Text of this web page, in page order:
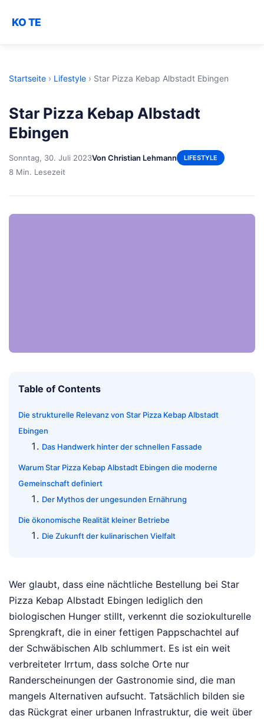
KO TE
Startseite › Lifestyle › Star Pizza Kebap Albstadt Ebingen
Star Pizza Kebap Albstadt
Ebingen
Sonntag, 30. Juli 2023Von Christian Lehmann LIFESTYLE
8 Min. Lesezeit
Table of Contents
Die strukturelle Relevanz von Star Pizza Kebap Albstadt
Ebingen
Das Handwerk hinter der schnellen Fassade
Warum Star Pizza Kebap Albstadt Ebingen die moderne
Gemeinschaft definiert
Der Mythos der ungesunden Ernährung
Die ökonomische Realität kleiner Betriebe
Die Zukunft der kulinarischen Vielfalt
Wer glaubt, dass eine nächtliche Bestellung bei Star
Pizza Kebap Albstadt Ebingen lediglich den
biologischen Hunger stillt, verkennt die soziokulturelle
Sprengkraft, die in einer fettigen Pappschachtel auf
der Schwäbischen Alb schlummert. Es ist ein weit
verbreiteter Irrtum, dass solche Orte nur
Randerscheinungen der Gastronomie sind, die man
mangels Alternativen aufsucht. Tatsächlich bilden sie
das Rückgrat einer urbanen Infrastruktur, die weit über